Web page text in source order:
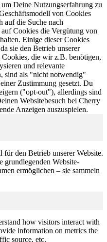
Deine Nutzungserfahrung zu
von Cookies
auf die Suche nach
Cookies die Vergütung von
Einige dieser Cookies
sie den Betrieb unserer
die wir z.B. benötigen,
und relevante
sind als "nicht notwendig"
Zustimmung gesetzt. Du
("opt-out"), allerdings sind
Websitebesuch bei Cherry
Anzeigen auszuspielen.
den Betrieb unserer Website.
grundlegenden Website-
ermöglichen – sie sammeln
how visitors interact with
information on metrics the
source, etc.